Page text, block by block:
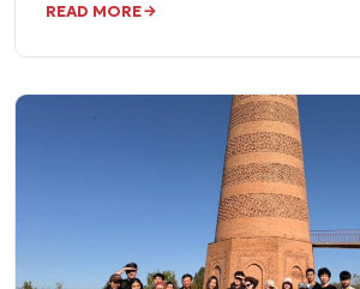
READ MORE